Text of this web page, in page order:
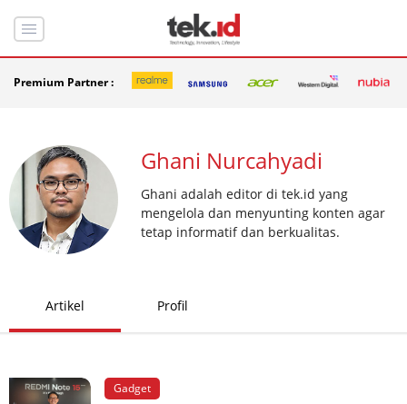
Premium Partner :
Ghani Nurcahyadi
Ghani adalah editor di tek.id yang
mengelola dan menyunting konten agar
tetap informatif dan berkualitas.
Artikel Profil
Gadget